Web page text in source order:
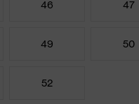
46 47
49 50
52